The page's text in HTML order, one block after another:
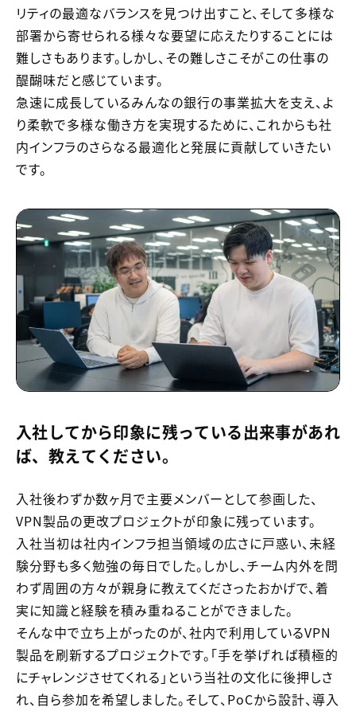
リティの最適なバランスを見つけ出すこと、そして多様な
部署から寄せられる様々な要望に応えたりすることには
難しさもあります。しかし、その難しさこそがこの仕事の
醍醐味だと感じています。
急速に成長しているみんなの銀行の事業拡大を支え、よ
り柔軟で多様な働き方を実現するために、これからも社
内インフラのさらなる最適化と発展に貢献していきたい
です。
入社してから印象に残っている出来事があれ
ば、教えてください。
入社後わずか数ヶ月で主要メンバーとして参画した、
VPN製品の更改プロジェクトが印象に残っています。
入社当初は社内インフラ担当領域の広さに戸惑い、未経
験分野も多く勉強の毎日でした。しかし、チーム内外を問
わず周囲の方々が親身に教えてくださったおかげで、着
実に知識と経験を積み重ねることができました。
そんな中で立ち上がったのが、社内で利用しているVPN
製品を刷新するプロジェクトです。「手を挙げれば積極的
にチャレンジさせてくれる」という当社の文化に後押しさ
れ、自ら参加を希望しました。そして、PoCから設計、導入